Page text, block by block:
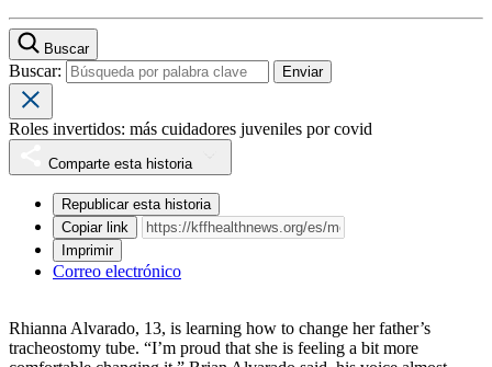
Buscar
Buscar:
Roles invertidos: más cuidadores juveniles por covid
Comparte esta historia
Republicar esta historia
Copiar link
Imprimir
Correo electrónico
Rhianna Alvarado, 13, is learning how to change her father’s
tracheostomy tube. “I’m proud that she is feeling a bit more